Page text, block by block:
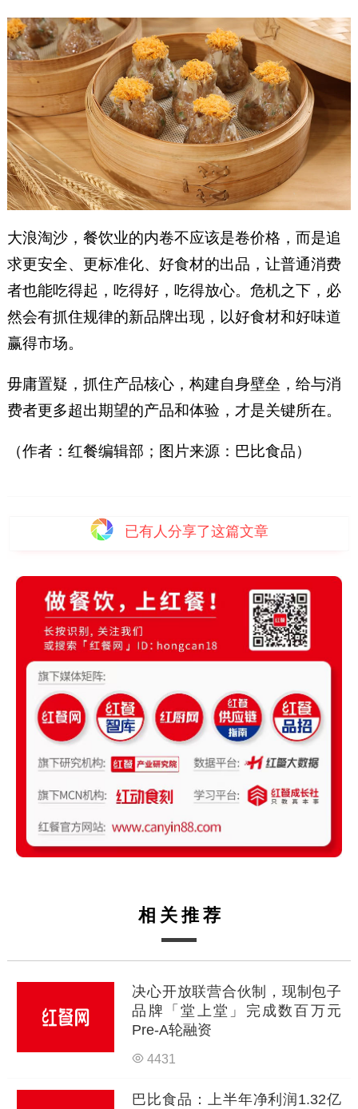
大浪淘沙，餐饮业的内卷不应该是卷价格，而是追
求更安全、更标准化、好食材的出品，让普通消费
者也能吃得起，吃得好，吃得放心。危机之下，必
然会有抓住规律的新品牌出现，以好食材和好味道
赢得市场。
毋庸置疑，抓住产品核心，构建自身壁垒，给与消
费者更多超出期望的产品和体验，才是关键所在。
（作者：红餐编辑部；图片来源：巴比食品）
已有 人分享了这篇文章
相关推荐
决心开放联营合伙制，现制包子
品牌「堂上堂」完成数百万元
Pre-A轮融资
4431
巴比食品：上半年净利润1.32亿